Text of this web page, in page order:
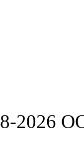
2026